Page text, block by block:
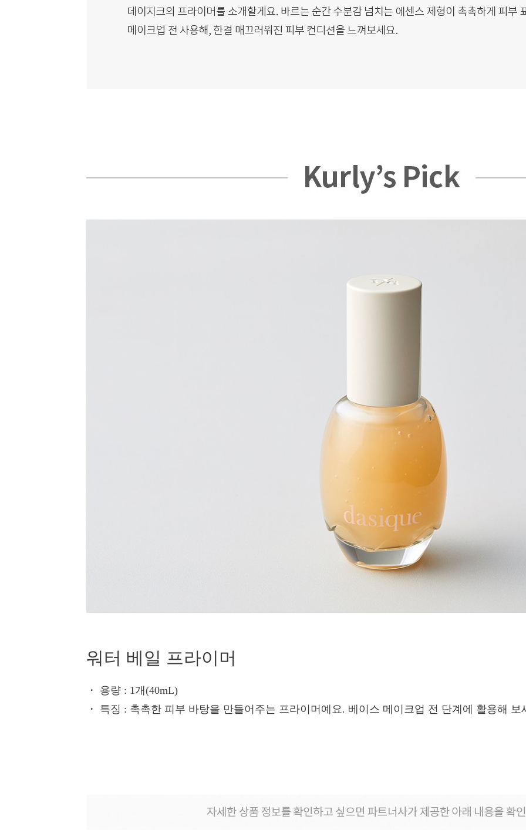
워터 베일 프라이머
・ 용량 : 1개(40mL)
・ 특징 : 촉촉한 피부 바탕을 만들어주는 프라이머예요. 베이스 메이크업 전 단계에 활용해 보